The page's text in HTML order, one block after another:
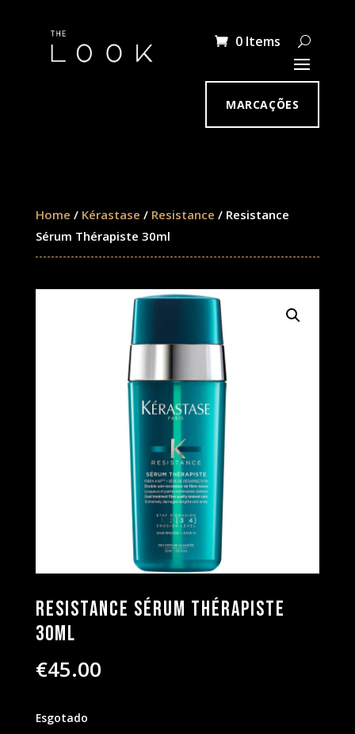
0 Items
MARCAÇÕES
Home / Kérastase / Resistance / Resistance
Sérum Thérapiste 30ml
Resistance Sérum Thérapiste
30ml
€45.00
Esgotado